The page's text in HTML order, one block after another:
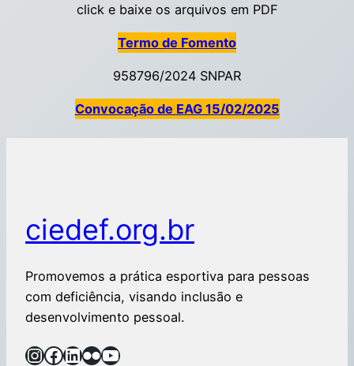
click e baixe os arquivos em PDF
Termo de Fomento
958796/2024 SNPAR
Convocação de EAG 15/02/2025
ciedef.org.br
Promovemos a prática esportiva para pessoas
com deficiência, visando inclusão e
desenvolvimento pessoal.